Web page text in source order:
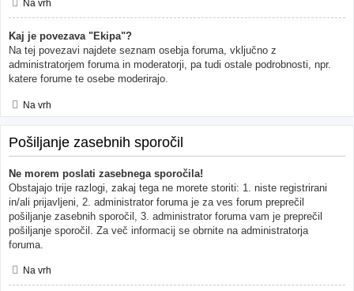
Na vrh
Kaj je povezava "Ekipa"?
Na tej povezavi najdete seznam osebja foruma, vključno z
administratorjem foruma in moderatorji, pa tudi ostale podrobnosti, npr.
katere forume te osebe moderirajo.
Na vrh
Pošiljanje zasebnih sporočil
Ne morem poslati zasebnega sporočila!
Obstajajo trije razlogi, zakaj tega ne morete storiti: 1. niste registrirani
in/ali prijavljeni, 2. administrator foruma je za ves forum preprečil
pošiljanje zasebnih sporočil, 3. administrator foruma vam je preprečil
pošiljanje sporočil. Za več informacij se obrnite na administratorja
foruma.
Na vrh